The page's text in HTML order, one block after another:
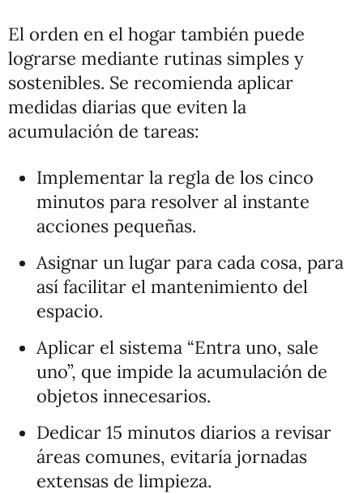
El orden en el hogar también puede
lograrse mediante rutinas simples y
sostenibles. Se recomienda aplicar
medidas diarias que eviten la
acumulación de tareas:
Implementar la regla de los cinco
minutos para resolver al instante
acciones pequeñas.
Asignar un lugar para cada cosa, para
así facilitar el mantenimiento del
espacio.
Aplicar el sistema “Entra uno, sale
uno”, que impide la acumulación de
objetos innecesarios.
Dedicar 15 minutos diarios a revisar
áreas comunes, evitaría jornadas
extensas de limpieza.